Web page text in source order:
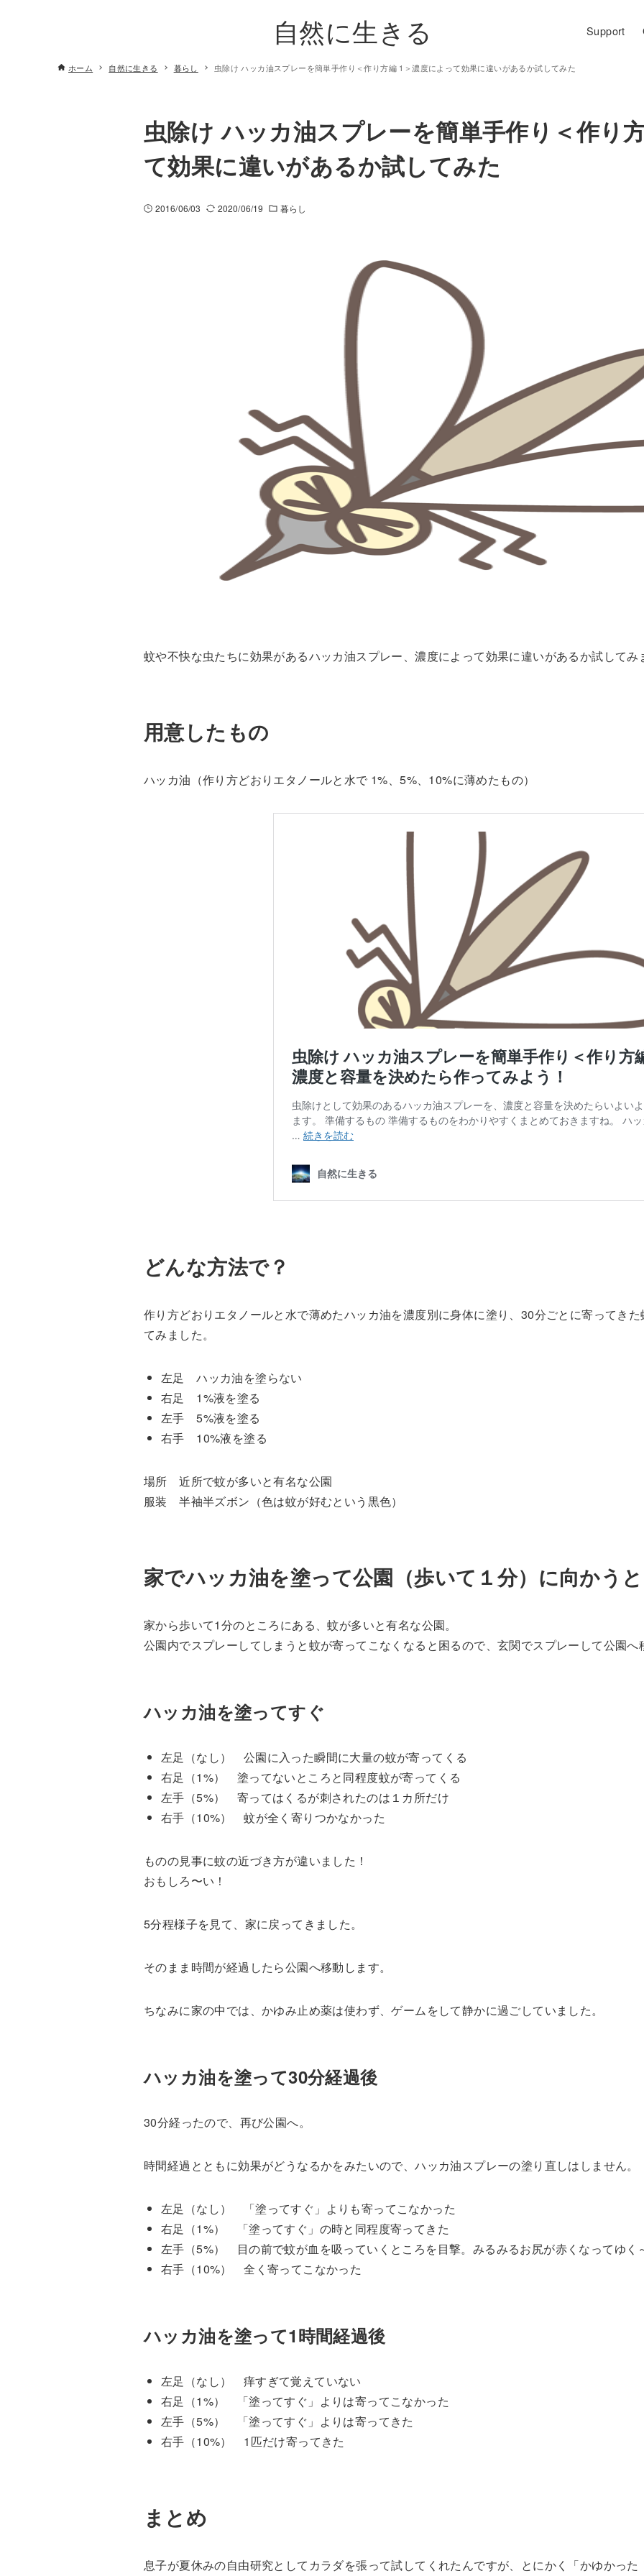
自然に生きる Support
ホーム 自然に生きる 暮らし 虫除け ハッカ油スプレーを簡単手作り＜作り方編 1＞濃度によって効果に違いがあるか試してみた
虫除け ハッカ油スプレーを簡単手作り＜作り
て効果に違いがあるか試してみた
2016/06/03 2020/06/19 暮らし
蚊や不快な虫たちに効果があるハッカ油スプレー、濃度によって効果に違いがあるか試してみ
用意したもの
ハッカ油（作り方どおりエタノールと水で 1%、5%、10%に薄めたもの）
どんな方法で？
作り方どおりエタノールと水で薄めたハッカ油を濃度別に身体に塗り、30分ごとに寄ってき
てみました。
左足 ハッカ油を塗らない
右足 1%液を塗る
左手 5%液を塗る
右手 10%液を塗る
場所 近所で蚊が多いと有名な公園
服装 半袖半ズボン（色は蚊が好むという黒色）
家でハッカ油を塗って公園（歩いて１分）に向かう
家から歩いて1分のところにある、蚊が多いと有名な公園。
公園内でスプレーしてしまうと蚊が寄ってこなくなると困るので、玄関でスプレーして公園へ
ハッカ油を塗ってすぐ
左足（なし） 公園に入った瞬間に大量の蚊が寄ってくる
右足（1%） 塗ってないところと同程度蚊が寄ってくる
左手（5%） 寄ってはくるが刺されたのは１カ所だけ
右手（10%） 蚊が全く寄りつかなかった
ものの見事に蚊の近づき方が違いました！
おもしろ〜い！
5分程様子を見て、家に戻ってきました。
そのまま時間が経過したら公園へ移動します。
ちなみに家の中では、かゆみ止め薬は使わず、ゲームをして静かに過ごしていました。
ハッカ油を塗って30分経過後
30分経ったので、再び公園へ。
時間経過とともに効果がどうなるかをみたいので、ハッカ油スプレーの塗り直しはしません。
左足（なし） 「塗ってすぐ」よりも寄ってこなかった
右足（1%） 「塗ってすぐ」の時と同程度寄ってきた
左手（5%） 目の前で蚊が血を吸っていくところを目撃。みるみるお尻が赤くなってゆく
右手（10%） 全く寄ってこなかった
ハッカ油を塗って1時間経過後
左足（なし） 痒すぎて覚えていない
右足（1%） 「塗ってすぐ」よりは寄ってこなかった
左手（5%） 「塗ってすぐ」よりは寄ってきた
右手（10%） 1匹だけ寄ってきた
まとめ
息子が夏休みの自由研究としてカラダを張って試してくれたんですが、とにかく「かゆかった